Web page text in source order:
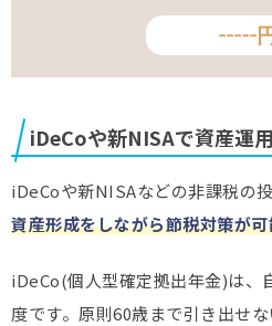
iDeCoや新NISAで資産運
iDeCoや新NISAなどの非課税の
資産形成をしながら節税対策が
iDeCo(個人型確定拠出年金)は、
度です。原則60歳まで引き出せ